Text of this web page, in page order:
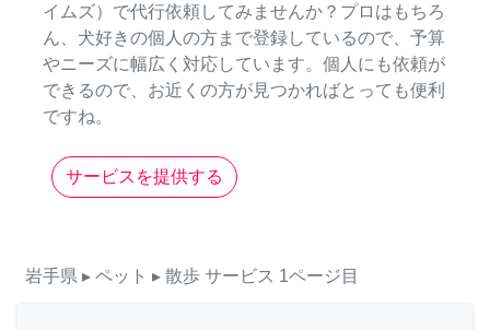
イムズ）で代行依頼してみませんか？プロはもちろ
ん、犬好きの個人の方まで登録しているので、予算
やニーズに幅広く対応しています。個人にも依頼が
できるので、お近くの方が見つかればとっても便利
ですね。
サービスを提供する
岩手県 ▸ ペット ▸ 散歩 サービス 1ページ目